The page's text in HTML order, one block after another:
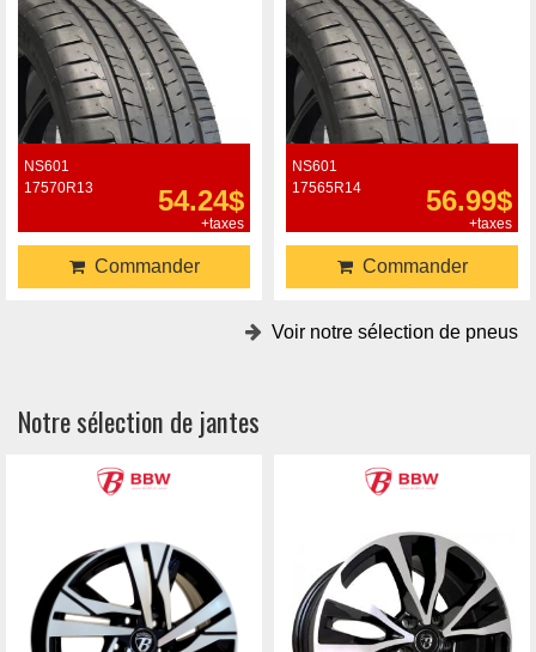
NS601
17570R13
54.24$
+taxes
Commander
NS601
17565R14
56.99$
+taxes
Commander
Voir notre sélection de pneus
Notre sélection de jantes